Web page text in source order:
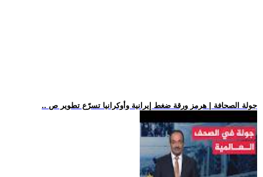
.. جولة الصحافة | هرمز ورقة ضغط إيرانية وأوكرانيا تسرّع تطوير ص